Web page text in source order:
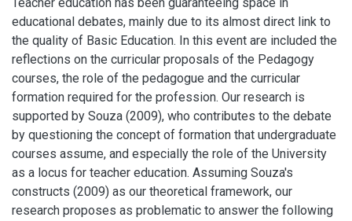
educational debates, mainly due to its almost direct link to
the quality of Basic Education. In this event are included the
reflections on the curricular proposals of the Pedagogy
courses, the role of the pedagogue and the curricular
formation required for the profession. Our research is
supported by Souza (2009), who contributes to the debate
by questioning the concept of formation that undergraduate
courses assume, and especially the role of the University
as a locus for teacher education. Assuming Souza's
constructs (2009) as our theoretical framework, our
research proposes as problematic to answer the following